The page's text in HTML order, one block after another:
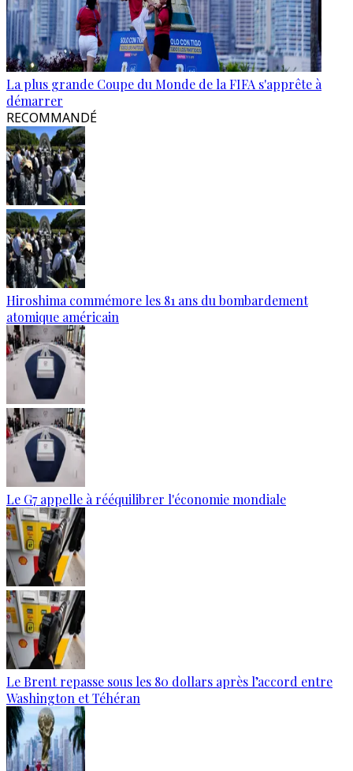
La plus grande Coupe du Monde de la FIFA s'apprête à
démarrer
RECOMMANDÉ
Hiroshima commémore les 81 ans du bombardement
atomique américain
Le G7 appelle à rééquilibrer l'économie mondiale
Le Brent repasse sous les 80 dollars après l’accord entre
Washington et Téhéran